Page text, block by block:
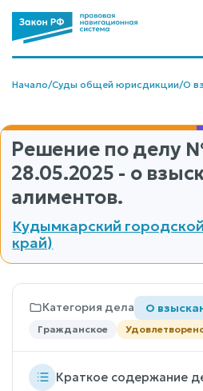
Начало/Суды общей юрисдикции/О
Решение по делу
28.05.2025 - о
алиментов.
Кудымкарский
край)
Категория дела О
Гражданское
Краткое содержание